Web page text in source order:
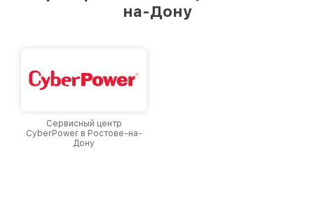
на-Дону
Сервисный центр
CyberPower в Ростове-на-
Дону